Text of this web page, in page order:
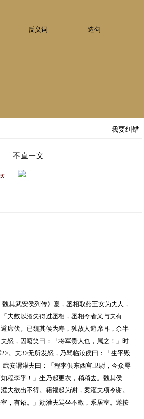
反义词 造句
我要纠错
不直一文
其武安侯列传》夏，丞相取燕王女为夫人，
夫数以酒失得过丞相，丞相今者又与夫有
席伏。已魏其侯为寿，独故人避席耳，余半
怒，因嘻笑曰：「将军贵人也，属之！」时
。夫3>无所发怒，乃骂临汝侯曰：「生平毁
安谓灌夫曰：「程李俱东西宫卫尉，今众辱
程李乎！」坐乃起更衣，稍稍去。魏其侯
夫欲出不得。籍福起为谢，案灌夫项令谢。
，有诏。」劾灌夫骂坐不敬，系居室。遂按